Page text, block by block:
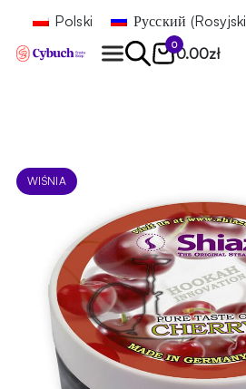
Polski Русский (Rosyjski
0
0.00zł
WIŚNIA